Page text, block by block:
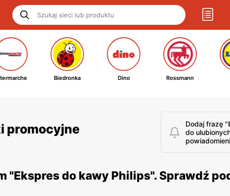
Biedronka Dino Rossmann
promocyjne
Dodaj frazę
do
do kawy Philips". Sprawdź